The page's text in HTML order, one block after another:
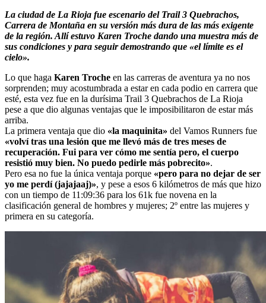
La ciudad de La Rioja fue escenario del Trail 3 Quebrachos,
Carrera de Montaña en su versión más dura de las más exigente
de la región. Allí estuvo Karen Troche dando una muestra más de
sus condiciones y para seguir demostrando que «el límite es el
cielo».
Lo que haga Karen Troche en las carreras de aventura ya no nos
sorprenden; muy acostumbrada a estar en cada podio en carrera que
esté, esta vez fue en la durísima Trail 3 Quebrachos de La Rioja
pese a que dio algunas ventajas que le imposibilitaron de estar más
arriba.
La primera ventaja que dio «la maquinita» del Vamos Runners fue
«volví tras una lesión que me llevó más de tres meses de
recuperación. Fui para ver cómo me sentía pero, el cuerpo
resistió muy bien. No puedo pedirle más pobrecito».
Pero esa no fue la única ventaja porque «pero para no dejar de ser
yo me perdí (jajajaaj)», y pese a esos 6 kilómetros de más que hizo
con un tiempo de 11:09:36 para los 61k fue novena en la
clasificación general de hombres y mujeres; 2º entre las mujeres y
primera en su categoría.